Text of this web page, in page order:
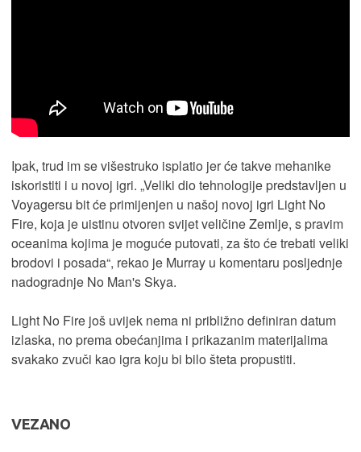
Ipak, trud im se višestruko isplatio jer će takve mehanike
iskoristiti i u novoj igri. „Veliki dio tehnologije predstavljen u
Voyagersu bit će primijenjen u našoj novoj igri Light No
Fire, koja je uistinu otvoren svijet veličine Zemlje, s pravim
oceanima kojima je moguće putovati, za što će trebati veliki
brodovi i posada“, rekao je Murray u komentaru posljednje
nadogradnje No Man's Skya.
Light No Fire još uvijek nema ni približno definiran datum
izlaska, no prema obećanjima i prikazanim materijalima
svakako zvuči kao igra koju bi bilo šteta propustiti.
VEZANO